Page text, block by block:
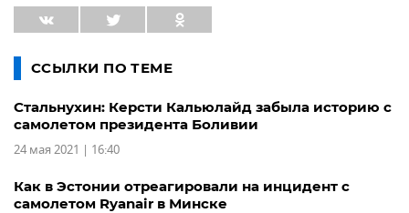
ССЫЛКИ ПО ТЕМЕ
Стальнухин: Керсти Кальюлайд забыла историю с
самолетом президента Боливии
24 мая 2021 | 16:40
Как в Эстонии отреагировали на инцидент с
самолетом Ryanair в Минске